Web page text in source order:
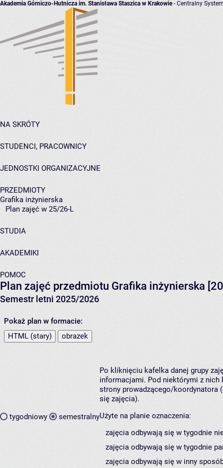
Akademia Górniczo-Hutnicza im. Stanisława Staszica w Krakowie- Centralny
NA SKRÓTY
STUDENCI, PRACOWNICY
JEDNOSTKI ORGANIZACYJNE
PRZEDMIOTY
Grafika inżynierska
Plan zajęć w 25/26-L
STUDIA
AKADEMIKI
POMOC
Plan zajęć przedmiotu Grafika inżynierska
Semestr letni 2025/2026
Pokaż plan w formacie:
HTML (stary)
obrazek
tygodniowy semestralny
Po kliknięciu kafelka danej grupy
informacjami. Pod niektórymi z nich
strony prowadzącego/koordynatora
się zajęcia).
Użyte na planie oznaczenia:
zajęcia odbywają się w tygodnie
zajęcia odbywają się w tygodnie
zajęcia odbywają się w inny